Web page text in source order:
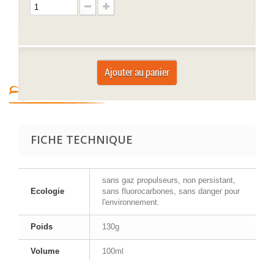
Ajouter au panier
FICHE TECHNIQUE
Ecologie
sans gaz propulseurs, non persistant,
sans fluorocarbones, sans danger pour
l'environnement.
Poids 130g
Volume 100ml